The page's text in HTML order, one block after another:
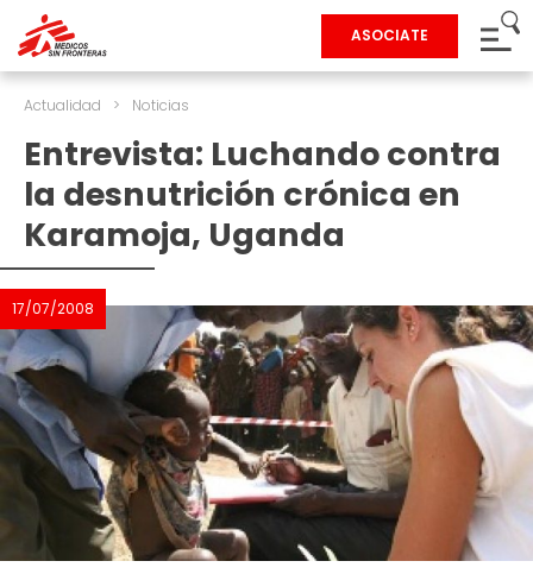
ASOCIATE
Actualidad > Noticias
Entrevista: Luchando contra
la desnutrición crónica en
Karamoja, Uganda
17/07/2008